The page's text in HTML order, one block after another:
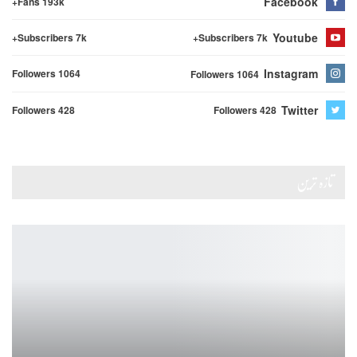
Youtube
Subscribers 7k+
Subscribers 7k+
Instagram
Followers 1064
Followers 1064
Twitter
Followers 428
Followers 428